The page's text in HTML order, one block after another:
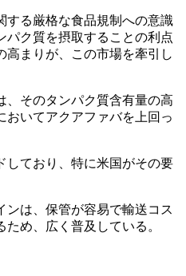
する厳格な食品規制への意識
パク質を摂取することの利点
高まりが、この市場を牽引し
、そのタンパク質含有量の高
おいてアクアファバを上回っ
しており、特に米国がその要
ンは、保管が容易で輸送コス
ため、広く普及している。